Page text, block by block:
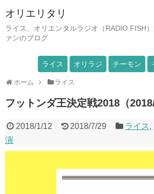
オリエリタリ
ライス、オリエンタルラジオ（RADIO FISH
ァンのブログ
ライス オリラジ チーモン
ホーム ライス
フットンダ王決定戦2018（2018/
2018/1/12 2018/7/29 ライス,
演